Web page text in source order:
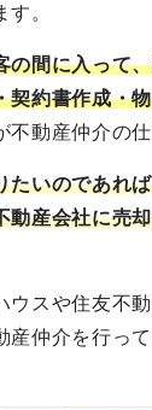
。
の間に入って
契約書作成・
不動産仲介の仕
たいのであれ
動産会社に売
ウスや住友不
産仲介を行っ